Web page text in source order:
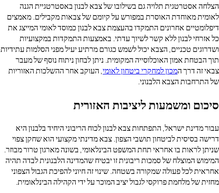
אסטרטגית תלויה גם בשילובו של צבא לבנון באסטרטגיית הגנה
מאוחדת האוסרת במפורש על קיומם של צבאות מקבילים. מאמצים
אחרונים התמקדו בהעצמת צבא לבנון כמוסד לאומי המייצג את
אזרחי לבנון ללא קשר לשיוך עדתי. באמצעות התמקדות במקצועיות
טכניים, הצבא יכול לשמש כגורם מרתיע יעיל מפני הסלמות עתידיות
הבטחת אמון האוכלוסייה המקומית. ניתן לבחון ניתוח נוסף של מעבר
זה דרך המכון למחקרי ביטחון לאומי, העוקב אחר ההשלכות האזוריות
התרחבות הצבא הלבנוני.
ומשמעות ליציבות האזורית
מדינת ישראל, התפתחות צבא לבנון לכוח הריבוני היחיד בלבנון היא
בסיסית לביטחון תושבי הצפון. צבא מדינתי מקצועי הוא שחקן צפוי
לראות בו אחראי תחת המשפט הבינלאומי, בשונה מארגון טרור מבוזר.
המוצלח של סמכות ריבונית זו יבטיח שהמדינה הלבנונית לבדה תהיה
לכל פעולה שמקורה בשטחה. שינוי זה חיוני להפיכת הגבול הצפוני
של מלחמת פרוקסי לגבול יציב המוכר על ידי הקהילה הבינלאומית.